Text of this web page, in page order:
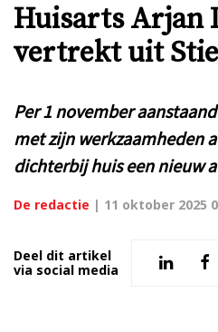
Huisarts Arjan
vertrekt uit
Per 1 november
met zijn werkzaamheden
dichterbij huis een nieuw
De redactie | 11 oktober 2025
Deel dit artikel
via social media